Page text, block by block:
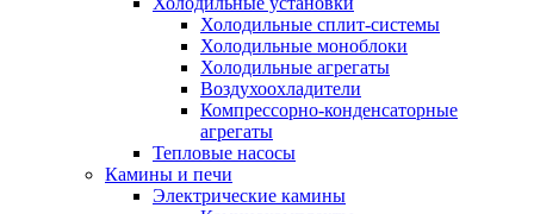
Холодильные сплит-системы
Холодильные моноблоки
Холодильные агрегаты
Воздухоохладители
Компрессорно-конденсаторные
агрегаты
Тепловые насосы
Камины и печи
Электрические камины